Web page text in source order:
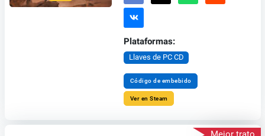
Plataformas:
Llaves de PC CD
Código de embebido
Ver en Steam